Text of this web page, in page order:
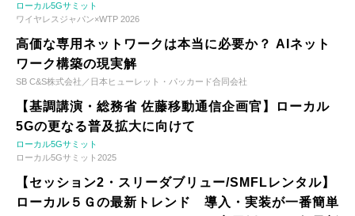
ローカル5Gサミット
ワイヤレスジャパン×WTP 2026
高価な専用ネットワークは本当に必要か？ AIネット
ワーク構築の現実解
SB C&S株式会社／日本ヒューレット・パッカード合同会社
【基調講演・総務省 佐藤移動通信企画官】ローカル
5Gの更なる普及拡大に向けて
ローカル5Gサミット
ローカル5Gサミット2025
【セッション2・スリーダブリュー/SMFLレンタル】
ローカル５Ｇの最新トレンド 導入・実装が一番簡単